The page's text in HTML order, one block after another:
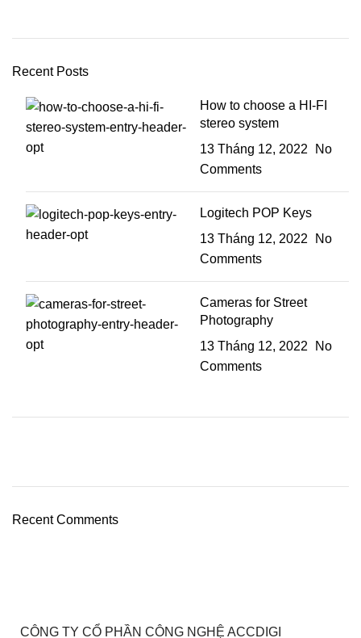
Recent Posts
How to choose a HI-FI
stereo system
13 Tháng 12, 2022
No
Comments
Logitech POP Keys
13 Tháng 12, 2022
No
Comments
Cameras for Street
Photography
13 Tháng 12, 2022
No
Comments
Recent Comments
CÔNG TY CỔ PHẦN CÔNG NGHỆ ACCDIGI